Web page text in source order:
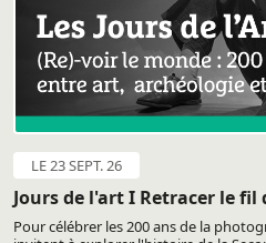
LE 23 SEPT. 26
Jours de l'art I Retracer le fil
Pour célébrer les 200 ans de la